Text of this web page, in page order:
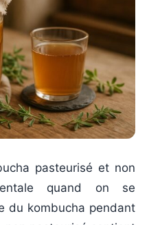
pasteurisé et non
quand on se
du kombucha pendant